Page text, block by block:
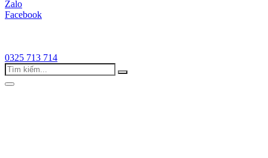
Zalo
Facebook
0325 713 714